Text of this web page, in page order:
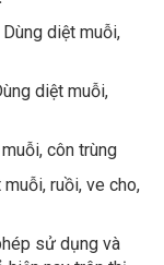
diệt muỗi,
diệt muỗi,
côn trùng
ruồi, ve cho,
sử dụng và
nay trên thị